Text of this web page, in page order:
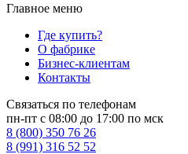
Главное меню
Где купить?
О фабрике
Бизнес-клиентам
Контакты
Связаться по телефонам
пн-пт с 08:00 до 17:00 по мск
8 (800) 350 76 26
8 (991) 316 52 52